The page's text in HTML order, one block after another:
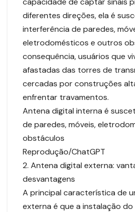
diferentes direções, ela é
interferência de paredes,
eletrodomésticos e outros
consequência, usuários que
afastadas das torres de
cercadas por construções
enfrentar travamentos.
Antena digital interna é
de paredes, móveis,
obstáculos
Reprodução/ChatGPT
2. Antena digital externa:
desvantagens
A principal característica de
externa é que a instalação